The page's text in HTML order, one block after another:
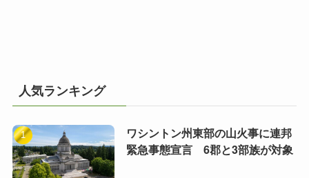
人気ランキング
ワシントン州東部の山火事に連邦
緊急事態宣言 6郡と3部族が対象